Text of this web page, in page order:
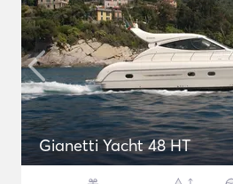
Gianetti Yacht 48 HT